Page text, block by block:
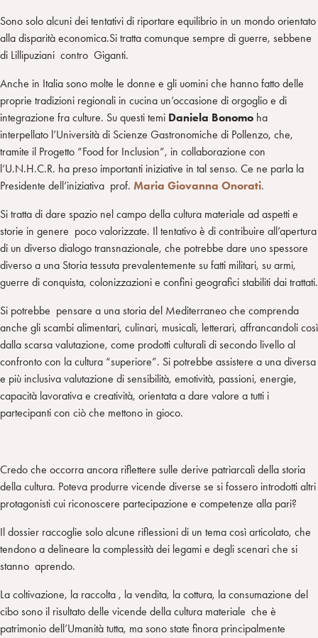
Sono solo alcuni dei tentativi di riportare equilibrio in un mondo orientato
alla disparità economica.Si tratta comunque sempre di guerre, sebbene
di Lillipuziani contro Giganti.
Anche in Italia sono molte le donne e gli uomini che hanno fatto delle
proprie tradizioni regionali in cucina un’occasione di orgoglio e di
integrazione fra culture. Su questi temi Daniela Bonomo ha
interpellato l’Università di Scienze Gastronomiche di Pollenzo, che,
tramite il Progetto “Food for Inclusion”, in collaborazione con
l’U.N.H.C.R. ha preso importanti iniziative in tal senso. Ce ne parla la
Presidente dell’iniziativa prof. Maria Giovanna Onorati.
Si tratta di dare spazio nel campo della cultura materiale ad aspetti e
storie in genere poco valorizzate. Il tentativo è di contribuire all’apertura
di un diverso dialogo transnazionale, che potrebbe dare uno spessore
diverso a una Storia tessuta prevalentemente su fatti militari, su armi,
guerre di conquista, colonizzazioni e confini geografici stabiliti dai trattati.
Si potrebbe pensare a una storia del Mediterraneo che comprenda
anche gli scambi alimentari, culinari, musicali, letterari, affrancandoli così
dalla scarsa valutazione, come prodotti culturali di secondo livello al
confronto con la cultura “superiore”. Si potrebbe assistere a una diversa
e più inclusiva valutazione di sensibilità, emotività, passioni, energie,
capacità lavorativa e creatività, orientata a dare valore a tutti i
partecipanti con ciò che mettono in gioco.
Credo che occorra ancora riflettere sulle derive patriarcali della storia
della cultura. Poteva produrre vicende diverse se si fossero introdotti altri
protagonisti cui riconoscere partecipazione e competenze alla pari?
Il dossier raccoglie solo alcune riflessioni di un tema così articolato, che
tendono a delineare la complessità dei legami e degli scenari che si
stanno aprendo.
La coltivazione, la raccolta , la vendita, la cottura, la consumazione del
cibo sono il risultato delle vicende della cultura materiale che è
patrimonio dell’Umanità tutta, ma sono state finora principalmente